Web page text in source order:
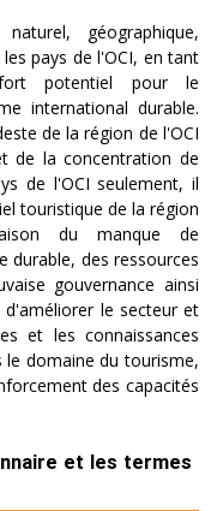
géographique,
pays de l'OCI, en tant
potentiel pour le
international durable.
de la région de l'OCI
de la concentration de
de l'OCI seulement, il
touristique de la région
du manque de
durable, des ressources
gouvernance ainsi
d'améliorer le secteur et
et les connaissances
le domaine du tourisme,
des capacités
et les termes